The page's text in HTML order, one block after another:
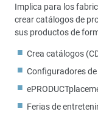
Implica para los
crear catálogos de
sus productos de
Crea catálogos
Configuradores
Ferias de